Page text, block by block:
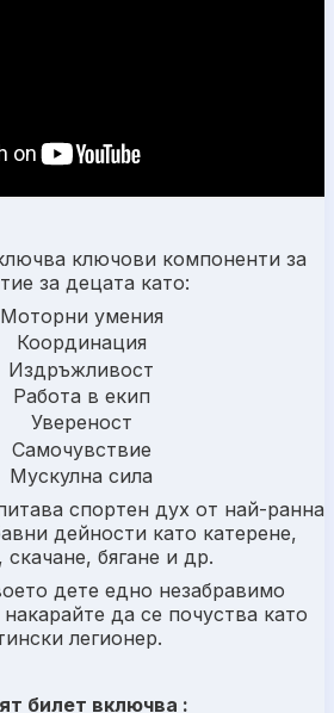
ключови компоненти за
за децата като:
Моторни умения
Координация
Издръжливост
Работа в екип
Увереност
Самочувствие
Мускулна сила
спортен дух от най-ранна
дейности като катерене,
скачане, бягане и др.
дете едно незабравимо
да се почуства като
легионер.
билет включва :